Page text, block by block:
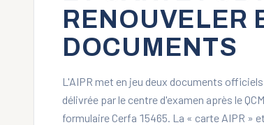
RENOUVELER
DOCUMENTS
L'AIPR met en jeu deux documents
délivrée par le centre d'examen après le
formulaire Cerfa 15465. La « carte AIPR »